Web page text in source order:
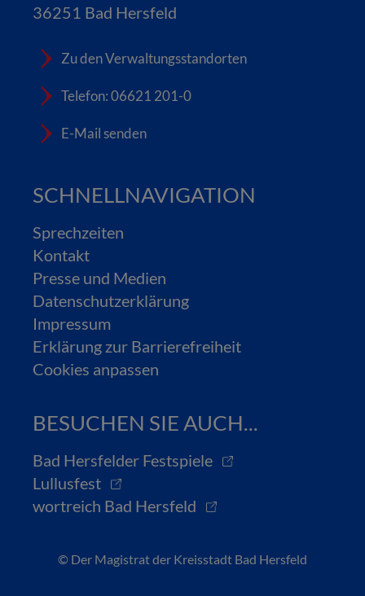
36251 Bad Hersfeld
Zu den Verwaltungsstandorten
Telefon: 06621 201-0
E-Mail senden
SCHNELLNAVIGATION
Sprechzeiten
Kontakt
Presse und Medien
Datenschutzerklärung
Impressum
Erklärung zur Barrierefreiheit
Cookies anpassen
BESUCHEN SIE AUCH...
Bad Hersfelder Festspiele
Lullusfest
wortreich Bad Hersfeld
© Der Magistrat der Kreisstadt Bad Hersfeld